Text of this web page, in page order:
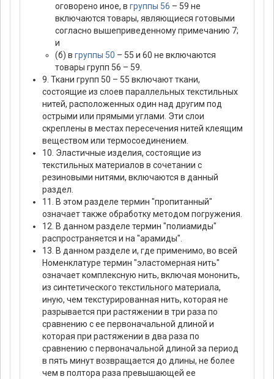
оговорено иное, в группы 56 – 59 не
включаются товары, являющиеся готовыми
согласно вышеприведенному примечанию 7;
и
(б) в группы 50 – 55 и 60 не включаются
товары групп 56 – 59.
9. Ткани групп 50 – 55 включают ткани,
состоящие из слоев параллельных текстильных
нитей, расположенных один над другим под
острыми или прямыми углами. Эти слои
скреплены в местах пересечения нитей клеящим
веществом или термосоединением.
10. Эластичные изделия, состоящие из
текстильных материалов в сочетании с
резиновыми нитями, включаются в данный
раздел.
11. В этом разделе термин "пропитанный"
означает также обработку методом погружения.
12. В данном разделе термин "полиамиды"
распространяется и на "арамиды".
13. В данном разделе и, где применимо, во всей
Номенклатуре термин "эластомерная нить"
означает комплексную нить, включая мононить,
из синтетического текстильного материала,
иную, чем текстурированная нить, которая не
разрывается при растяжении в три раза по
сравнению с ее первоначальной длиной и
которая при растяжении в два раза по
сравнению с первоначальной длиной за период
в пять минут возвращается до длины, не более
чем в полтора раза превышающей ее